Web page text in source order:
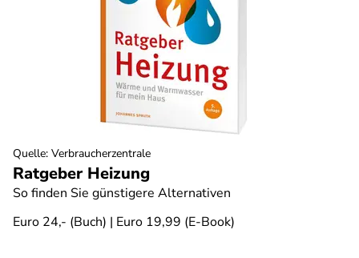
Ratgeber Heizung
So finden Sie günstigere Alternativen
Euro 24,- (Buch) | Euro 19,99 (E-Book)
Quelle: Verbraucherzentrale